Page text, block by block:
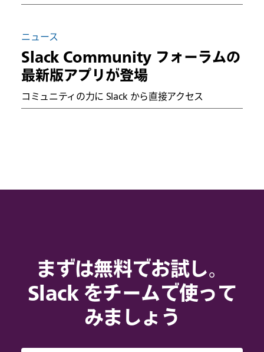
ニュース
Slack Community フォーラムの
最新版アプリが登場
コミュニティの力に Slack から直接アクセス
まずは無料でお試し。
Slack をチームで使って
みましょう